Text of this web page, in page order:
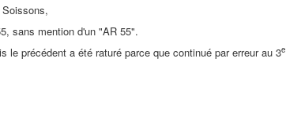
sans mention d'un "AR 55".
le précédent a été raturé parce que continué par erreur au 3e